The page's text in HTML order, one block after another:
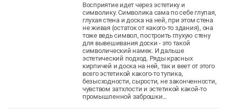
Восприятие идет через эстетику и
символику. Символика сама по себе глупая,
глухая стена и доска на ней, при этом стена
не живая (остаток от какого-то здания), она
тоже ведь символ, построить глухую стену
для вывешивания доски - это такой
символический намек. И дальше
эстетический подход. Ряды красных
кирпичей и доска на ней, так и веет от этого
всего эстетикой какого-то тупика,
безысходности, сырости, не законченности,
чувством затхлости и эстетикой какой-то
промышленной заброшки...